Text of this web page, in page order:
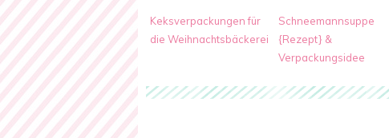
Keksverpackungen für
die Weihnachtsbäckerei
Schneemannsuppe
{Rezept} &
Verpackungsidee